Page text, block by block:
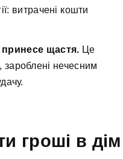
витрачені кошти
щастя. Це
зароблені нечесним
гроші в дім